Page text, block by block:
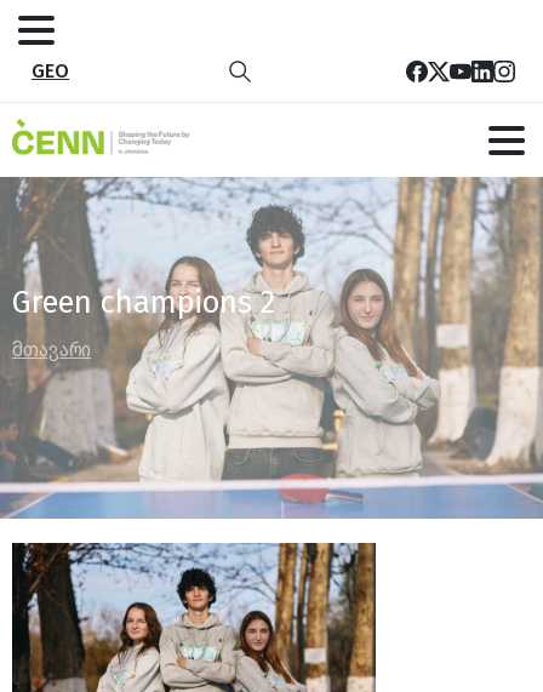
GEO
Green champions 2
მთავარი